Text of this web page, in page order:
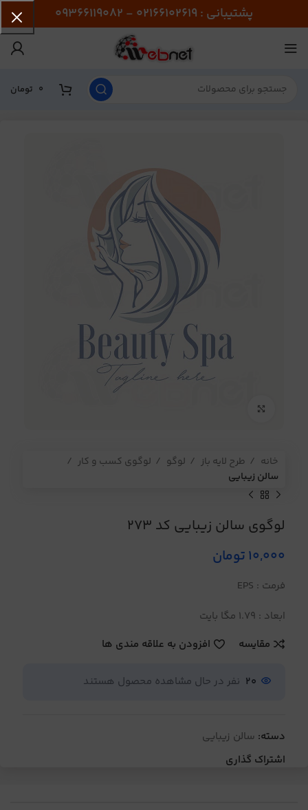
پشتیبانی : 02166102619 - 09366119082
0 تومان
خانه طرح لایه باز لوگو
لوگوی کسب و کار
سالن زیبایی
لوگوی سالن زیبایی کد 273
10,000تومان
فرمت : EPS
ابعاد : 1.79 مگا بایت
مقایسه
افزودن به علاقه مندی ها
20 نفر در حال مشاهده محصول هستند
دسته: سالن زیبایی
اشتراک گذاری